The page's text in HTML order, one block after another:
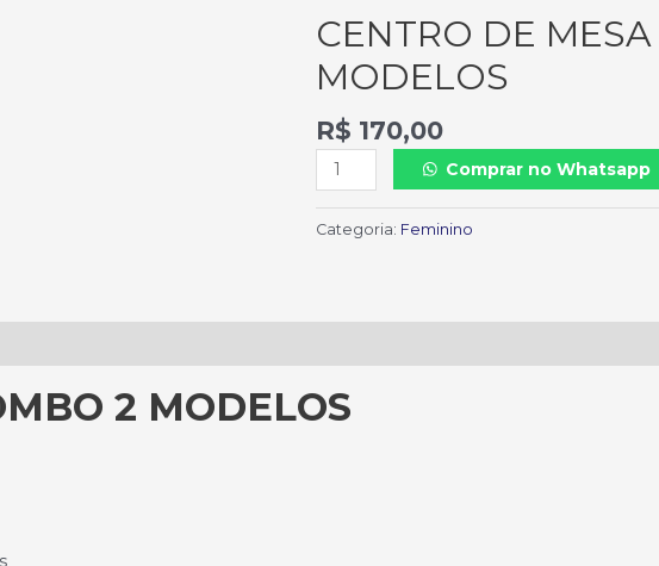
CENTRO DE
MODELOS
R$ 170,00
Comprar no Whatsapp
Categoria: Feminino
2 MODELOS